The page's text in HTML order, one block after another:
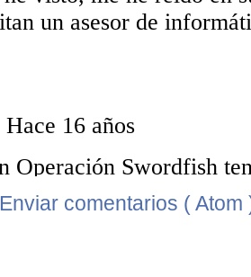
Enviar comentarios ( Atom